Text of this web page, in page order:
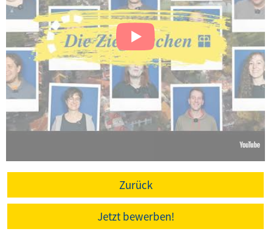
Zurück
Jetzt bewerben!